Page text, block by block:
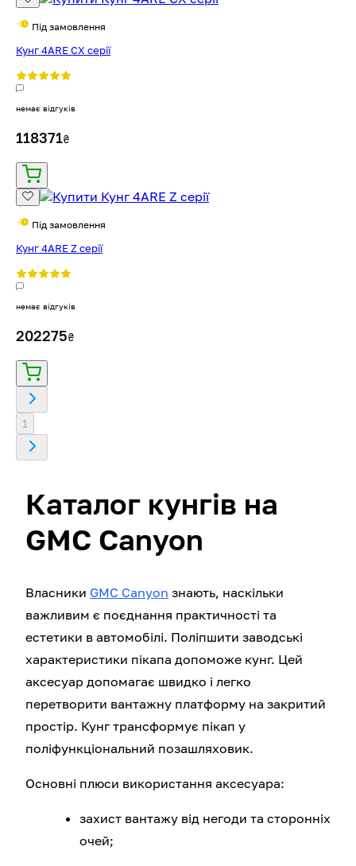
Під замовлення
Кунг 4ARE CX серії
немає відгуків
118371₴
Під замовлення
Кунг 4ARE Z серії
немає відгуків
202275₴
1
Каталог кунгів на
GMC Canyon
Власники GMC Canyon знають, наскільки
важливим є поєднання практичності та
естетики в автомобілі. Поліпшити заводські
характеристики пікапа допоможе кунг. Цей
аксесуар допомагає швидко і легко
перетворити вантажну платформу на закритий
простір. Кунг трансформує пікап у
поліфункціональний позашляховик.
Основні плюси використання аксесуара:
захист вантажу від негоди та сторонніх
очей;